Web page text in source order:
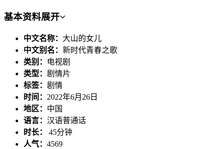
基本资料展开
中文名称： 大山的女儿
中文别名： 新时代青春之歌
类别：
电视剧
类型： 剧情片
标签： 剧情
时间： 2022年6月26日
地区： 中国
语言： 汉语普通话
时长： 45分钟
人气： 4569